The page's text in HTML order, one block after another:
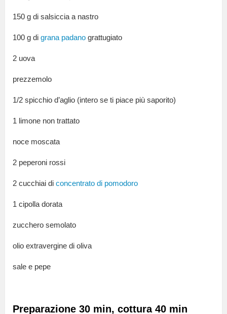
150 g di salsiccia a nastro
100 g di grana padano grattugiato
2 uova
prezzemolo
1/2 spicchio d’aglio (intero se ti piace più saporito)
1 limone non trattato
noce moscata
2 peperoni rossi
2 cucchiai di concentrato di pomodoro
1 cipolla dorata
zucchero semolato
olio extravergine di oliva
sale e pepe
Preparazione 30 min, cottura 40 min